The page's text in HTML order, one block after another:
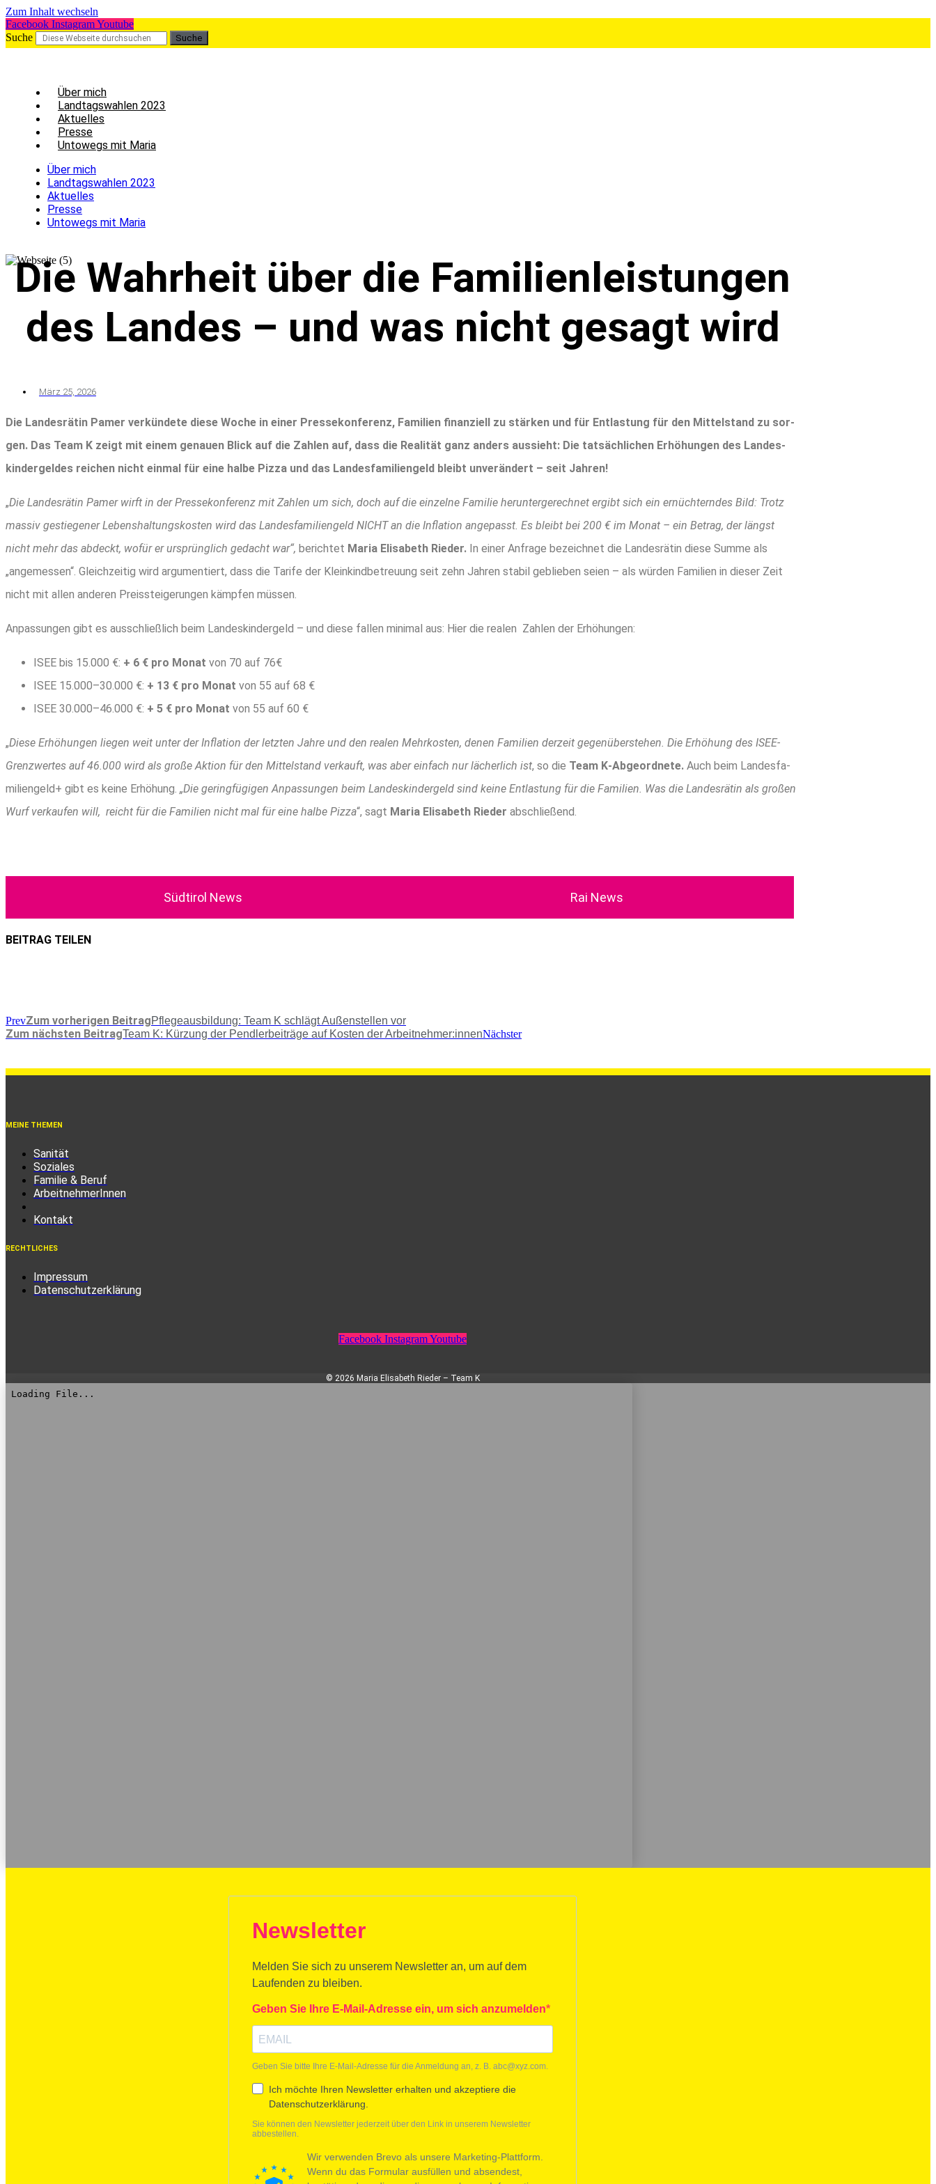
Zum Inhalt wechseln
Facebook InstagramYoutube
Suche
Suche
Über mich
Land­tags­wah­len 2023
Aktu­el­les
Pres­se
Unto­wegs mit Maria
Über mich
Land­tags­wah­len 2023
Aktu­el­les
Pres­se
Unto­wegs mit Maria
Die Wahr­heit über die Fami­li­en­leis­tun­gen
des Lan­des – und was nicht gesagt wird
März 25, 2026
Die Lan­des­rä­tin Pamer ver­kün­de­te die­se Woche in einer Pres­se­kon­fe­renz, Fami­li­en finan­zi­ell zu stär­ken und für Ent­las­tung für den Mit­tel­stand zu sor­
gen. Das Team K zeigt mit einem genau­en Blick auf die Zah­len auf, dass die Rea­li­tät ganz anders aus­sieht: Die tat­säch­li­chen Erhö­hun­gen des Lan­des­
kin­der­gel­des rei­chen nicht ein­mal für eine hal­be Piz­za und das Lan­des­fa­mi­li­en­geld bleibt unver­än­dert – seit Jahren!
„Die Lan­des­rä­tin Pamer wirft in der Pres­se­kon­fe­renz mit Zah­len um sich, doch auf die ein­zel­ne Fami­lie her­un­ter­ge­rech­net ergibt sich ein ernüch­tern­des Bild: Trotz
mas­siv gestie­ge­ner Lebens­hal­tungs­kos­ten wird das Lan­des­fa­mi­li­en­geld NICHT an die Infla­ti­on ange­passt. Es bleibt bei 200 € im Monat – ein Betrag, der längst
nicht mehr das abdeckt, wofür er ursprüng­lich gedacht war“, berich­tet Maria Eli­sa­beth Rie­der. In einer Anfra­ge bezeich­net die Lan­des­rä­tin die­se Sum­me als
„ange­mes­sen“. Gleich­zei­tig wird argu­men­tiert, dass die Tari­fe der Klein­kind­be­treu­ung seit zehn Jah­ren sta­bil geblie­ben sei­en – als wür­den Fami­li­en in die­ser Zeit
nicht mit allen ande­ren Preis­stei­ge­run­gen kämp­fen müssen.
Anpas­sun­gen gibt es aus­schließ­lich beim Lan­des­kin­der­geld – und die­se fal­len mini­mal aus: Hier die rea­len Zah­len der Erhöhungen:
ISEE bis 15.000 €: + 6 € pro Monat von 70 auf 76€
ISEE 15.000–30.000 €: + 13 € pro Monat von 55 auf 68 €
ISEE 30.000–46.000 €: + 5 € pro Monat von 55 auf 60 €
„Die­se Erhö­hun­gen lie­gen weit unter der Infla­ti­on der letz­ten Jah­re und den rea­len Mehr­kos­ten, denen Fami­li­en der­zeit gegen­über­ste­hen. Die Erhö­hung des ISEE-
Grenz­wer­tes auf 46.000 wird als gro­ße Akti­on für den Mit­tel­stand ver­kauft, was aber ein­fach nur lächer­lich ist, so die Team K‑Abgeordnete. Auch beim Lan­des­fa­
mi­li­en­geld+ gibt es kei­ne Erhö­hung. „Die gering­fü­gi­gen Anpas­sun­gen beim Lan­des­kin­der­geld sind kei­ne Ent­las­tung für die Fami­li­en. Was die Lan­des­rä­tin als gro­ßen
Wurf ver­kau­fen will, reicht für die Fami­li­en nicht mal für eine hal­be Piz­za“, sagt Maria Eli­sa­beth Rie­der abschließend.
Süd­ti­rol News Rai News
BEITRAG TEILEN
PrevZum vorherigen BeitragPfle­ge­aus­bil­dung: Team K schlägt Außen­stel­len vor
Zum nächsten BeitragTeam K: Kür­zung der Pend­ler­bei­trä­ge auf Kos­ten der Arbeitnehmer:innenNächster
MEINE THEMEN
Sanität
Soziales
Familie & Beruf
ArbeitnehmerInnen
Kontakt
RECHTLICHES
Impressum
Datenschutzerklärung
Facebook InstagramYoutube
© 2026 Maria Elisabeth Rieder – Team K